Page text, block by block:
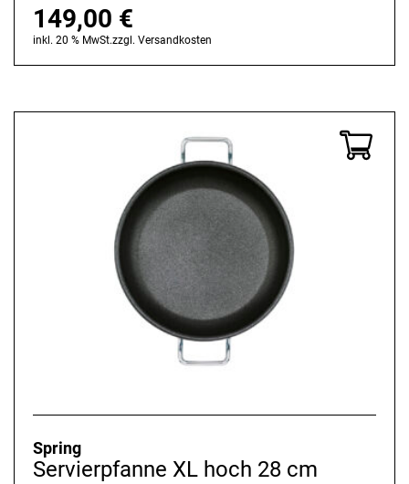
149,00 €
inkl. 20 % MwSt.zzgl. Versandkosten
Spring
Servierpfanne XL hoch 28 cm